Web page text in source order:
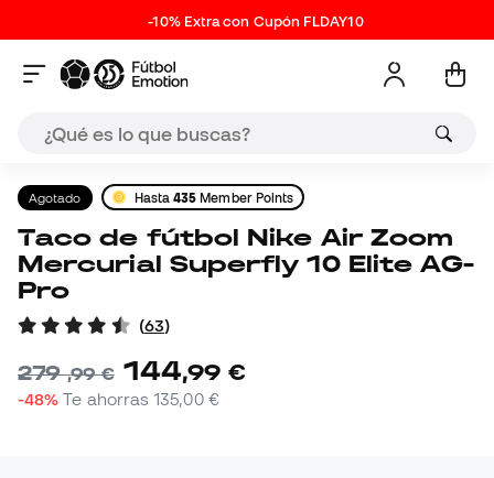
-10% Extra con Cupón FLDAY10
Agotado Hasta435 Member Points
Taco de fútbol Nike Air Zoom
Mercurial Superfly 10 Elite AG-
Pro
(63)
279,99 € 144,99 €
-48% Te ahorras135,00 €